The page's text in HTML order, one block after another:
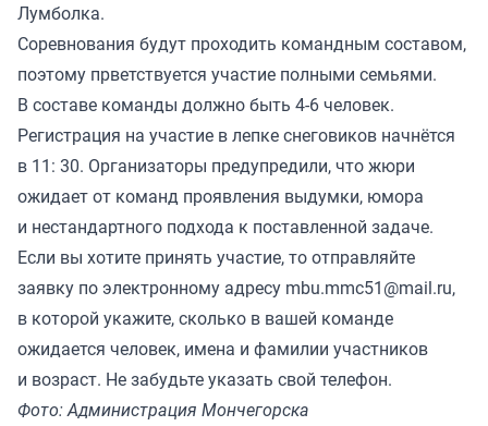
Лумболка.
Соревнования будут проходить командным составом,
поэтому прветствуется участие полными семьями.
В составе команды должно быть 4-6 человек.
Регистрация на участие в лепке снеговиков начнётся
в 11: 30. Организаторы предупредили, что жюри
ожидает от команд проявления выдумки, юмора
и нестандартного подхода к поставленной задаче.
Если вы хотите принять участие, то отправляйте
заявку по электронному адресу mbu.mmc51@mail.ru,
в которой укажите, сколько в вашей команде
ожидается человек, имена и фамилии участников
и возраст. Не забудьте указать свой телефон.
Фото: Администрация Мончегорска